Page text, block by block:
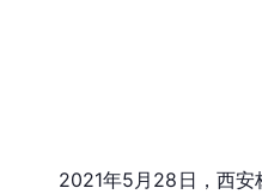
2021年5月28日，西安